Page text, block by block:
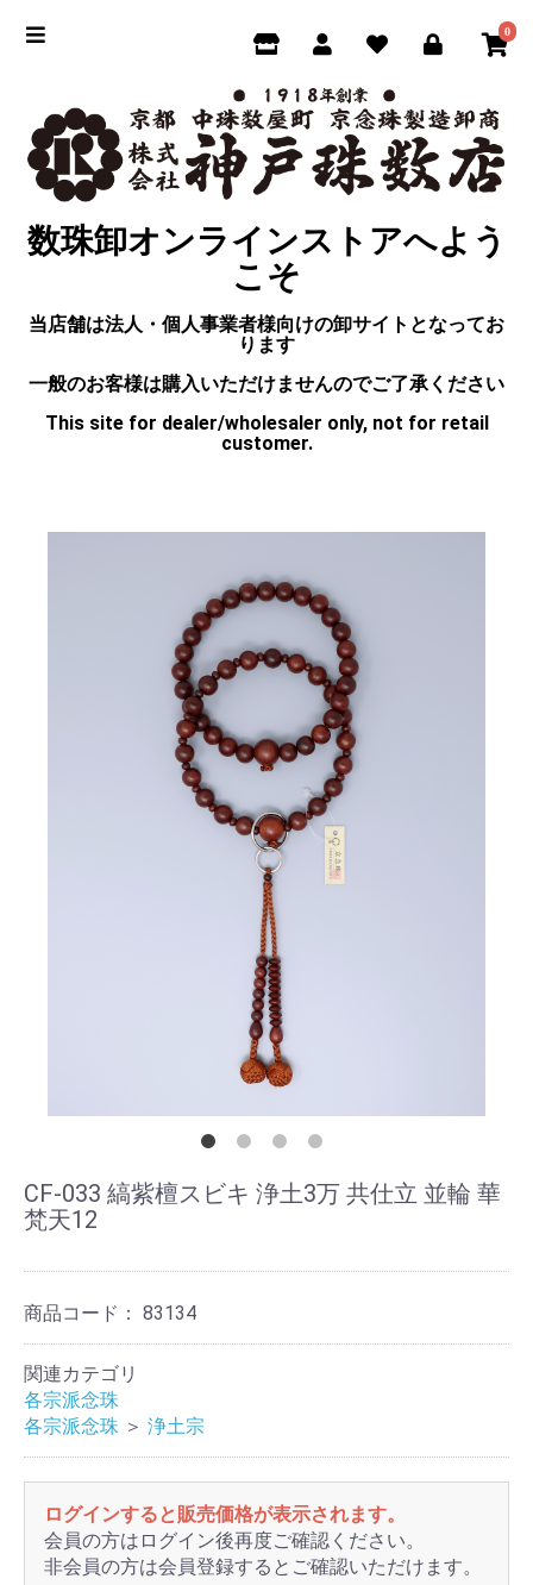
0
数珠卸オンラインストアへよう
こそ
当店舗は法人・個人事業者様向けの卸サイトとなってお
ります
一般のお客様は購入いただけませんのでご了承ください
This site for dealer/wholesaler only, not for retail
customer.
CF-033 縞紫檀スビキ 浄土3万 共仕立 並輪 華
梵天12
商品コード： 83134
関連カテゴリ
各宗派念珠
各宗派念珠 ＞ 浄土宗
ログインすると販売価格が表示されます。
会員の方はログイン後再度ご確認ください。
非会員の方は会員登録するとご確認いただけます。